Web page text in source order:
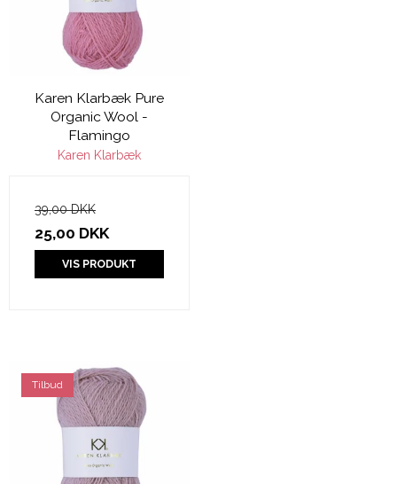
Karen Klarbæk Pure
Organic Wool -
Flamingo
Karen Klarbæk
39,00 DKK
25,00 DKK
VIS PRODUKT
Tilbud